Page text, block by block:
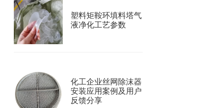
塑料矩鞍环填料塔气
液净化工艺参数
化工企业丝网除沫器
安装应用案例及用户
反馈分享